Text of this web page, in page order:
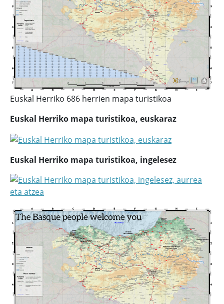
Euskal Herriko 686 herrien mapa turistikoa
Euskal Herriko mapa turistikoa, euskaraz
Euskal Herriko mapa turistikoa, ingelesez